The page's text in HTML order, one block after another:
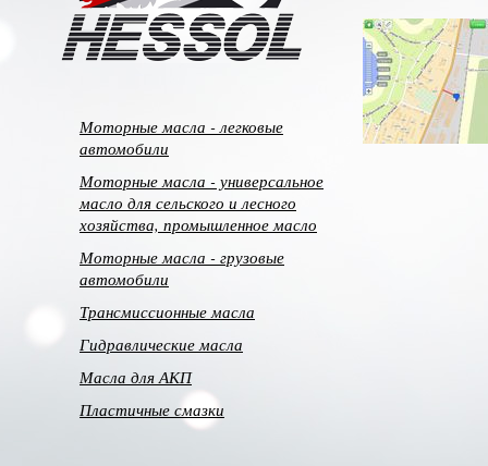
Моторные масла - легковые
автомобили
Моторные масла - универсальное
масло для сельского и лесного
хозяйства, промышленное масло
Моторные масла - грузовые
автомобили
Трансмиссионные масла
Гидравлические масла
Масла для АКП
Пластичные смазки